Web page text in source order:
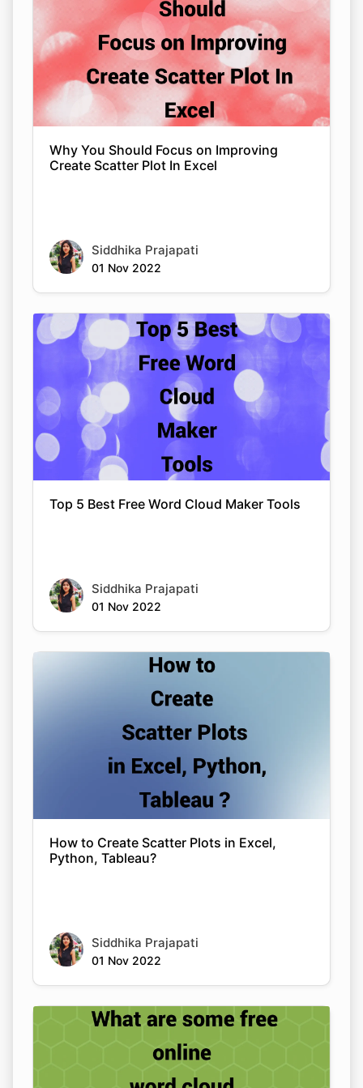
Why You Should Focus on Improving
Create Scatter Plot In Excel
Siddhika Prajapati
01 Nov 2022
Top 5 Best Free Word Cloud Maker Tools
Siddhika Prajapati
01 Nov 2022
How to Create Scatter Plots in Excel,
Python, Tableau?
Siddhika Prajapati
01 Nov 2022